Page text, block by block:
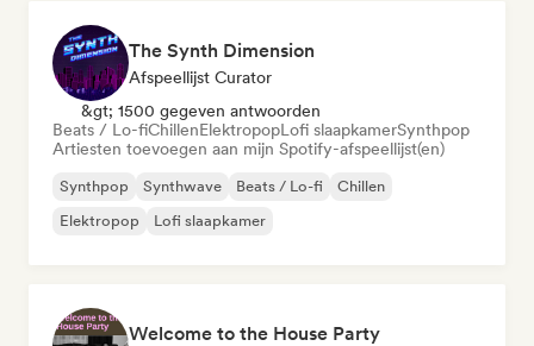
The Synth Dimension
Afspeellijst Curator
&gt; 1500 gegeven antwoorden
Beats / Lo-fiChillenElektropopLofi slaapkamerSynthpop
Artiesten toevoegen aan mijn Spotify-afspeellijst(en)
Synthpop Synthwave Beats / Lo-fi
Chillen
Elektropop
Lofi slaapkamer
Welcome to the House Party